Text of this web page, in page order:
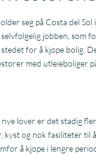
seg på Costa del
jobben, som
for å kjøpe bolig.
med utleieboliger
lover er det stadig
kyst og nok fasiliteter
å kjøpe i lengre